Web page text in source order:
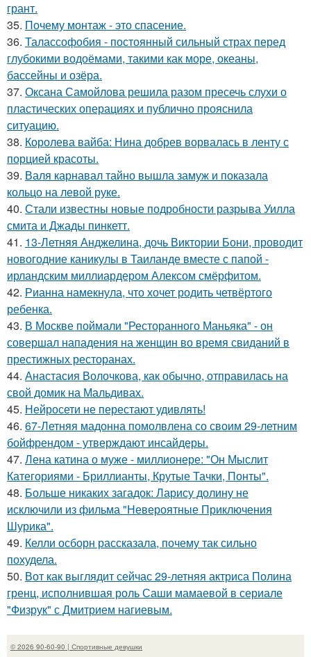
грант.
35. Почему монтаж - это спасение.
36. Талассофобия - постоянный сильный страх перед
глубокими водоёмами, такими как море, океаны,
бассейны и озёра.
37. Оксана Самойлова решила разом пресечь слухи о
пластических операциях и публично прояснила
ситуацию.
38. Королева вайба: Нина добрев ворвалась в ленту с
порцией красоты.
39. Валя карнавал тайно вышла замуж и показала
кольцо на левой руке.
40. Стали известны новые подробности разрыва Уилла
смита и Джады пинкетт.
41. 13-Летняя Анджелина, дочь Виктории Бони, проводит
новогодние каникулы в Таиланде вместе с папой -
ирландским миллиардером Алексом смёрфитом.
42. Рианна намекнула, что хочет родить четвёртого
ребенка.
43. В Москве поймали "Ресторанного Маньяка" - он
совершал нападения на женщин во время свиданий в
престижных ресторанах.
44. Анастасия Волочкова, как обычно, отправилась на
свой домик на Мальдивах.
45. Нейросети не перестают удивлять!
46. 67-Летняя мадонна помолвлена со своим 29-летним
бойфрендом - утверждают инсайдеры.
47. Лена катина о муже - миллионере: "Он Мыслит
Категориями - Бриллианты, Крутые Тачки, Понты".
48. Больше никаких загадок: Ларису долину не
исключили из фильма "Невероятные Приключения
Шурика".
49. Келли осборн рассказала, почему так сильно
похудела.
50. Вот как выглядит сейчас 29-летняя актриса Полина
гренц, исполнившая роль Саши мамаевой в сериале
"Физрук" с Дмитрием нагиевым.
© 2026 90-60-90 | Спортивные девушки